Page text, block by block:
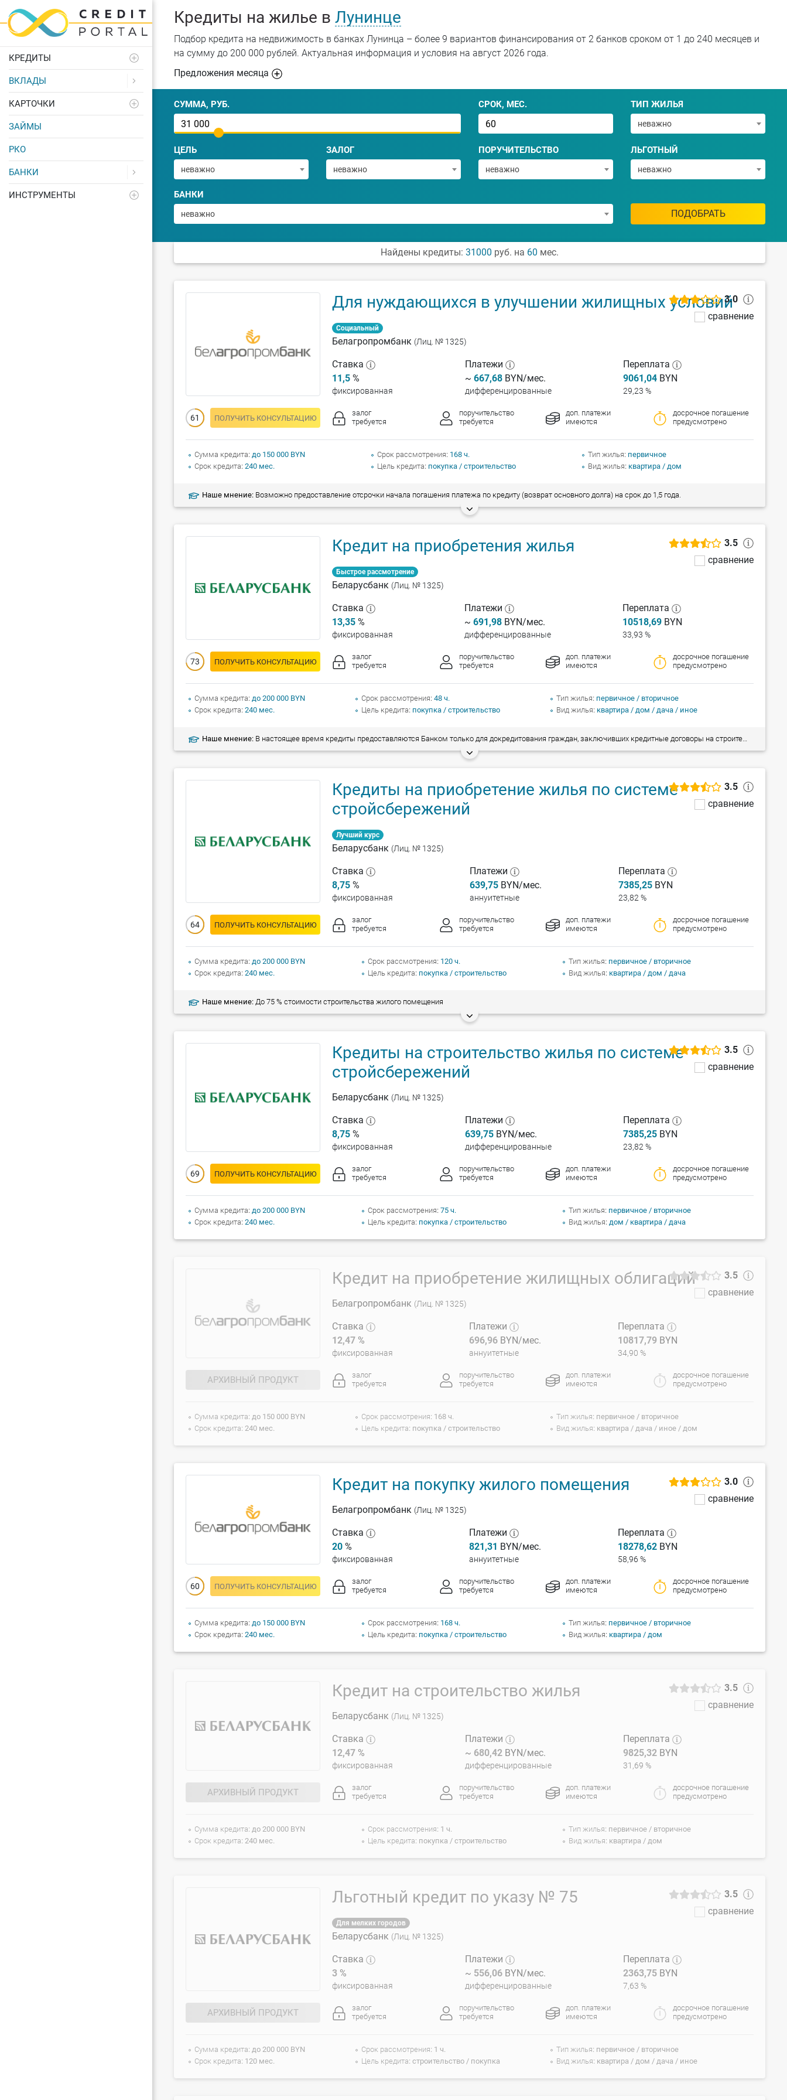
КРЕДИТЫ
ВКЛАДЫ
КАРТОЧКИ
ЗАЙМЫ
РКО
БАНКИ
ИНСТРУМЕНТЫ
Кредиты на жилье в Лунинце
Подбор кредита на недвижимость в банках Лунинца – более 9 вариантов финансирования от 2 банков сроком от 1 до 240 месяцев и
на сумму до 200 000 рублей. Актуальная информация и условия на август 2026 года.
Предложения месяца
СУММА, РУБ. СРОК, МЕС. ТИП ЖИЛЬЯ
неважно
ЦЕЛЬ
неважно
ЗАЛОГ
неважно
ПОРУЧИТЕЛЬСТВО
неважно
ЛЬГОТНЫЙ
неважно
БАНКИ
неважно ПОДОБРАТЬ
Найдены кредиты: 31000 руб. на 60 мес.
Для нуждающихся в улучшении жилищных условий
Социальный
Белагропромбанк (Лиц. № 1325)
3.0
сравнение
Ставка
11,5 %
фиксированная
Платежи
~ 667,68BYN/мес.
дифференцированные
Переплата
9061,04 BYN
29,23 %
61 ПОЛУЧИТЬ КОНСУЛЬТАЦИЮ
залог
требуется
поручительство
требуется
доп. платежи
имеются
досрочное погашение
предусмотрено
Сумма кредита до 150 000 BYN
Срок кредита 240 мес.
Срок рассмотрения 168 ч.
Цель кредита покупка / строительство
Тип жилья первичное
Вид жилья квартира / дом
Наше мнение: Возможно предоставление отсрочки начала погашения платежа по кредиту (возврат основного долга) на срок до 1,5 года.
Кредит на приобретения жилья
Быстрое рассмотрение
Беларусбанк (Лиц. № 1325)
3.5
сравнение
Ставка
13,35 %
фиксированная
Платежи
~ 691,98 BYN/мес.
дифференцированные
Переплата
10518,69 BYN
33,93 %
73 ПОЛУЧИТЬ КОНСУЛЬТАЦИЮ
залог
требуется
поручительство
требуется
доп. платежи
имеются
досрочное погашение
предусмотрено
Сумма кредита до 200 000 BYN
Срок кредита 240 мес.
Срок рассмотрения 48 ч.
Цель кредита покупка / строительство
Тип жилья первичное / вторичное
Вид жилья квартира / дом / дача / иное
Наше мнение: В настоящее время кредиты предоставляются Банком только для докредитования граждан, заключивших кредитные договоры на строительство (реконструкцию) и приобретение жилых помещений с господдержкой в ОАО «АСБ Беларусбанк».
Кредиты на приобретение жилья по системе
стройсбережений
Лучший курс
Беларусбанк (Лиц. № 1325)
3.5
сравнение
Ставка
8,75 %
фиксированная
Платежи
639,75 BYN/мес.
аннуитетные
Переплата
7385,25 BYN
23,82 %
64 ПОЛУЧИТЬ КОНСУЛЬТАЦИЮ
залог
требуется
поручительство
требуется
доп. платежи
имеются
досрочное погашение
предусмотрено
Сумма кредита до 200 000 BYN
Срок кредита 240 мес.
Срок рассмотрения 120 ч.
Цель кредита покупка / строительство
Тип жилья первичное / вторичное
Вид жилья квартира / дом / дача
Наше мнение: До 75 % стоимости строительства жилого помещения
Кредиты на строительство жилья по системе
стройсбережений
Беларусбанк (Лиц. № 1325)
3.5
сравнение
Ставка
8,75 %
фиксированная
Платежи
639,75BYN/мес.
дифференцированные
Переплата
7385,25 BYN
23,82 %
69 ПОЛУЧИТЬ КОНСУЛЬТАЦИЮ
залог
требуется
поручительство
требуется
доп. платежи
имеются
досрочное погашение
предусмотрено
Сумма кредита до 200 000 BYN
Срок кредита 240 мес.
Срок рассмотрения 75 ч.
Цель кредита покупка / строительство
Тип жилья первичное / вторичное
Вид жилья дом / квартира / дача
Кредит на приобретение жилищных облигаций
Белагропромбанк (Лиц. № 1325)
3.5
сравнение
Ставка
12,47 %
фиксированная
Платежи
696,96 BYN/мес.
аннуитетные
Переплата
10817,79BYN
34,90 %
АРХИВНЫЙ ПРОДУКТ
залог
требуется
поручительство
требуется
доп. платежи
имеются
досрочное погашение
предусмотрено
Сумма кредита до 150 000 BYN
Срок кредита 240 мес.
Срок рассмотрения 168 ч.
Цель кредита покупка / строительство
Тип жилья первичное / вторичное
Вид жилья квартира / дача / иное / дом
Кредит на покупку жилого помещения
Белагропромбанк (Лиц. № 1325)
3.0
сравнение
Ставка
20 %
фиксированная
Платежи
821,31 BYN/мес.
аннуитетные
Переплата
18278,62BYN
58,96 %
60 ПОЛУЧИТЬ КОНСУЛЬТАЦИЮ
залог
требуется
поручительство
требуется
доп. платежи
имеются
досрочное погашение
предусмотрено
Сумма кредита до 150 000 BYN
Срок кредита 240 мес.
Срок рассмотрения 168 ч.
Цель кредита покупка / строительство
Тип жилья первичное / вторичное
Вид жилья квартира / дом
Кредит на строительство жилья
Беларусбанк (Лиц. № 1325)
3.5
сравнение
Ставка
12,47 %
фиксированная
Платежи
~ 680,42BYN/мес.
дифференцированные
Переплата
9825,32 BYN
31,69 %
АРХИВНЫЙ ПРОДУКТ
залог
требуется
поручительство
требуется
доп. платежи
имеются
досрочное погашение
предусмотрено
Сумма кредита до 200 000 BYN
Срок кредита 240 мес.
Срок рассмотрения 1 ч.
Цель кредита покупка / строительство
Тип жилья первичное / вторичное
Вид жилья квартира / дом
Льготный кредит по указу № 75
Для мелких городов
Беларусбанк (Лиц. № 1325)
3.5
сравнение
Ставка
3 %
фиксированная
Платежи
~ 556,06BYN/мес.
дифференцированные
Переплата
2363,75 BYN
7,63 %
АРХИВНЫЙ ПРОДУКТ
залог
требуется
поручительство
требуется
доп. платежи
имеются
досрочное погашение
предусмотрено
Сумма кредита до 200 000 BYN
Срок кредита 120 мес.
Срок рассмотрения 1 ч.
Цель кредита строительство / покупка
Тип жилья первичное / вторичное
Вид жилья квартира / дом / дача / иное